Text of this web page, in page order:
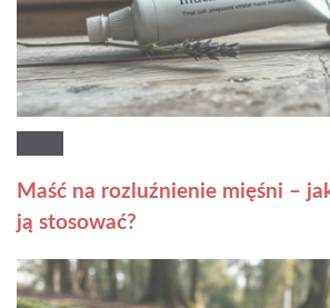
Maść na rozluźnienie mięśni –
ją stosować?